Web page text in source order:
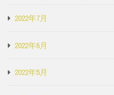
2022年7月
2022年6月
2022年5月